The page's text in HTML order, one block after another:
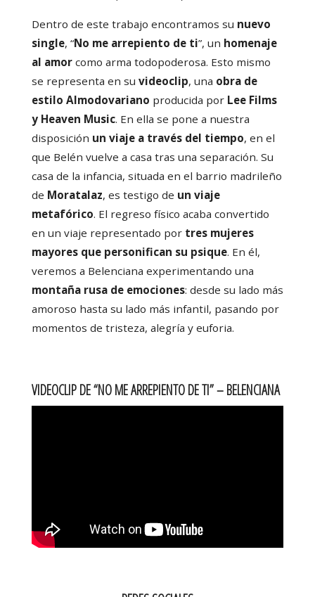
Dentro de este trabajo encontramos su nuevo
single, “No me arrepiento de ti”, un homenaje
al amorcomo arma todopoderosa. Esto mismo
se representa en su videoclip, una obra de
estilo Almodovariano producida por Lee Films
y Heaven Music. En ella se pone a nuestra
disposición un viaje a través del tiempo, en el
que Belén vuelve a casa tras una separación. Su
casa de la infancia, situada en el barrio madrileño
de Moratalaz, es testigo de un viaje
metafórico. El regreso físico acaba convertido
en un viaje representado por tres mujeres
mayores que personifican su psique. En él,
veremos a Belenciana experimentando una
montaña rusa de emociones: desde su lado más
amoroso hasta su lado más infantil, pasando por
momentos de tristeza, alegría y euforia.
VIDEOCLIP DE “NO ME ARREPIENTO DE TI” – BELENCIANA